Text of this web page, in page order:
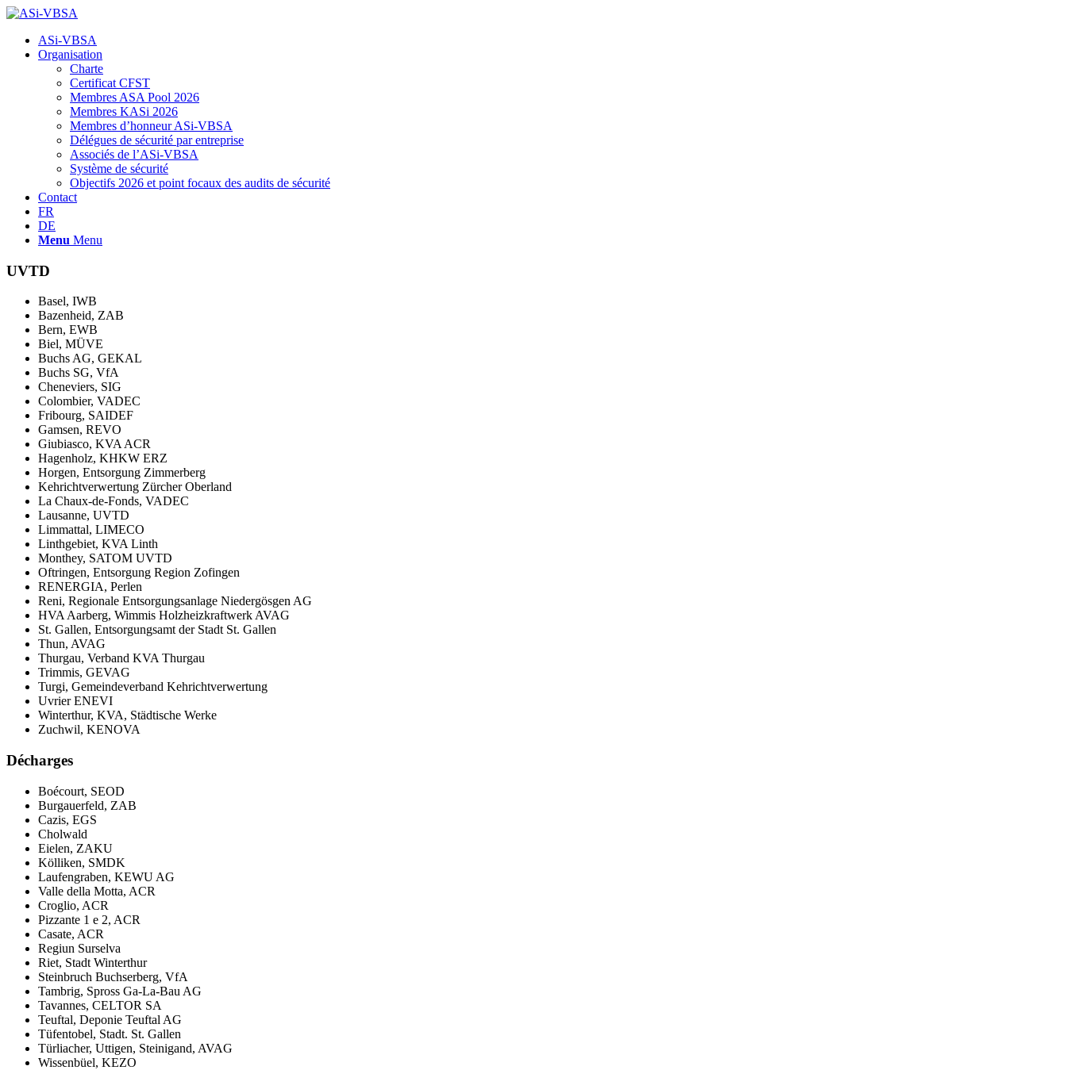
Hauptnavigation
ASi-VBSA
Organisation
Charte
Certificat CFST
Membres ASA Pool 2026
Membres KASi 2026
Membres d’honneur ASi-VBSA
Délégues de sécurité par entreprise
Associés de l’ASi-VBSA
Système de sécurité
Objectifs 2026 et point focaux des audits de sécurité
Contact
FR
DE
Menu Menu
UVTD
Basel, IWB
Bazenheid, ZAB
Bern, EWB
Biel, MÜVE
Buchs AG, GEKAL
Buchs SG, VfA
Cheneviers, SIG
Colombier, VADEC
Fribourg, SAIDEF
Gamsen, REVO
Giubiasco, KVA ACR
Hagenholz, KHKW ERZ
Horgen, Entsorgung Zimmerberg
Kehrichtverwertung Zürcher Oberland
La Chaux-de-Fonds, VADEC
Lausanne, UVTD
Limmattal, LIMECO
Linthgebiet, KVA Linth
Monthey, SATOM UVTD
Oftringen, Entsorgung Region Zofingen
RENERGIA, Perlen
Reni, Regionale Entsorgungsanlage Niedergösgen AG
HVA Aarberg, Wimmis Holzheizkraftwerk AVAG
St. Gallen, Entsorgungsamt der Stadt St. Gallen
Thun, AVAG
Thurgau, Verband KVA Thurgau
Trimmis, GEVAG
Turgi, Gemeindeverband Kehrichtverwertung
Uvrier ENEVI
Winterthur, KVA, Städtische Werke
Zuchwil, KENOVA
Décharges
Boécourt, SEOD
Burgauerfeld, ZAB
Cazis, EGS
Cholwald
Eielen, ZAKU
Kölliken, SMDK
Laufengraben, KEWU AG
Valle della Motta, ACR
Croglio, ACR
Pizzante 1 e 2, ACR
Casate, ACR
Regiun Surselva
Riet, Stadt Winterthur
Steinbruch Buchserberg, VfA
Tambrig, Spross Ga-La-Bau AG
Tavannes, CELTOR SA
Teuftal, Deponie Teuftal AG
Tüfentobel, Stadt. St. Gallen
Türliacher, Uttigen, Steinigand, AVAG
Wissenbüel, KEZO